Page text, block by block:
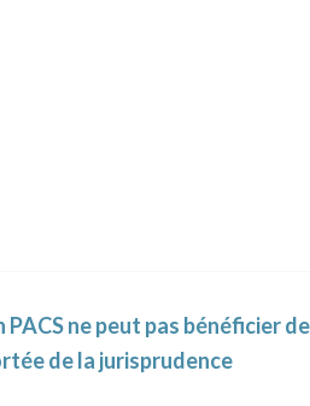
ne peut pas bénéficier
de la jurisprudence